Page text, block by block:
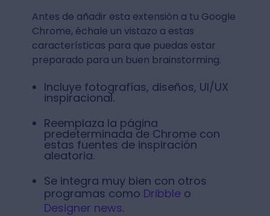
Antes de añadir esta extensión a tu Google
Chrome, échale un vistazo a estas
características para que puedas estar
preparado para un buen brainstorming.
Incluye fotografías, diseños, UI/UX
inspiracional.
Reemplaza la página
predeterminada de Chrome con
estas fuentes de inspiración
aleatoria.
Se integra muy bien con otros
programas como Dribbleo
Designer news.